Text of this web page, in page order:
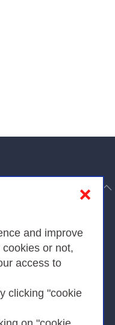
and improve
or not,
access to
clicking "cookie
❌
to top